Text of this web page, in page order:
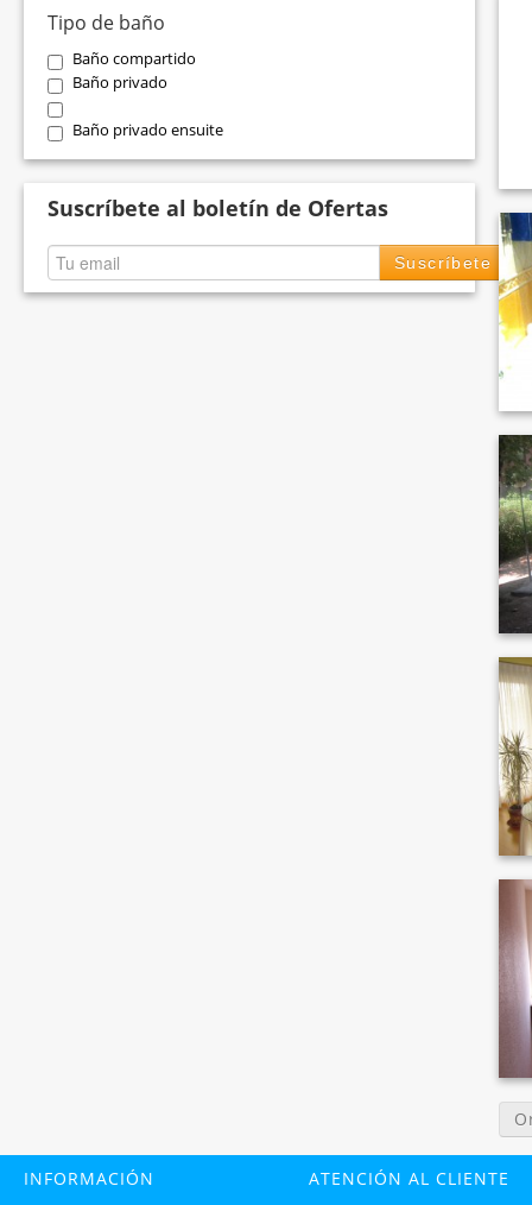
Tipo de baño
Baño compartido
Baño privado
Baño privado ensuite
Suscríbete al boletín de Ofertas
Suscríbete
INFORMACIÓN ATENCIÓN AL CLIENTE